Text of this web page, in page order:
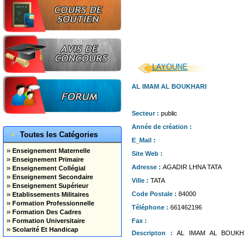
Toutes les Catégories
» Enseignement Maternelle
» Enseignement Primaire
» Enseignement Collégial
» Enseignement Secondaire
» Enseignement Supérieur
» Etablissements Militaires
» Formation Professionnelle
» Formation Des Cadres
» Formation Universitaire
» Scolarité Et Handicap
LAYOUNE
AL IMAM AL BOUKHARI
Secteur : public
Année de création :
E_Mail :
Site Web :
Adresse : AGADIR LHNA TATA
Ville : TATA
Code Postale : 84000
Téléphone : 661462196
Fax :
Descripton :AL IMAM AL